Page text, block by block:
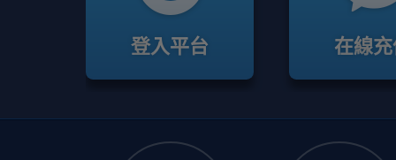
登入平台 在線